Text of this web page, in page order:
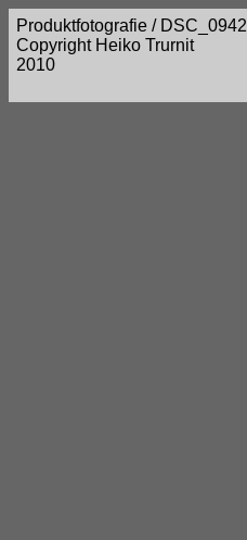
Produktfotografie / DSC_0942
Copyright Heiko Trurnit
2010